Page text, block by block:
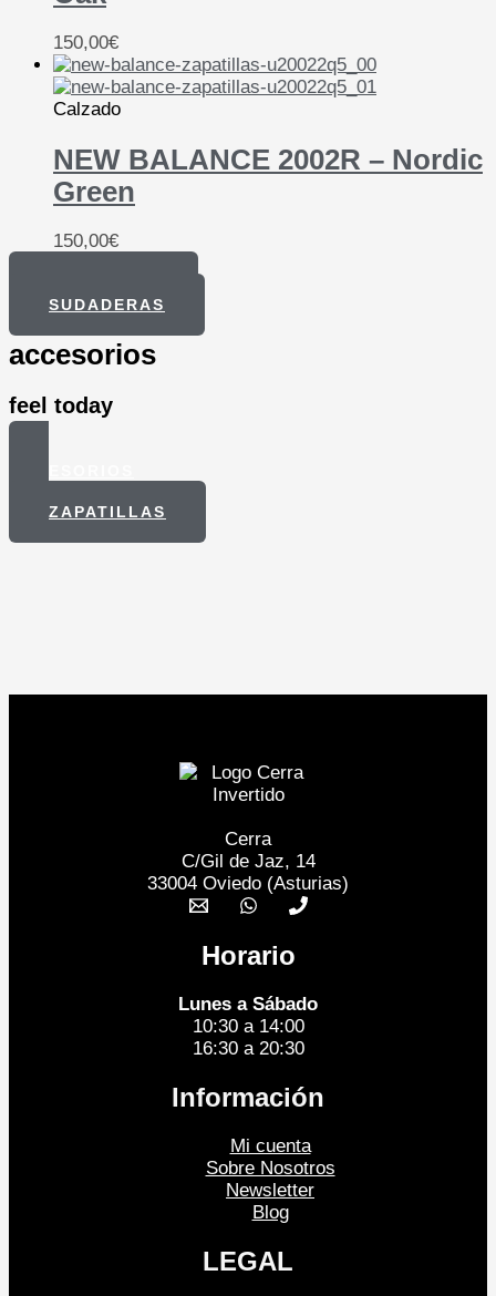
150,00€
Calzado
NEW BALANCE 2002R – Nordic
Green
150,00€
SUDADERAS
accesorios
feel today
ZAPATILLAS
Cerra
C/Gil de Jaz, 14
33004 Oviedo (Asturias)
Horario
Lunes a Sábado
10:30 a 14:00
16:30 a 20:30
Información
Mi cuenta
Sobre Nosotros
Newsletter
Blog
LEGAL